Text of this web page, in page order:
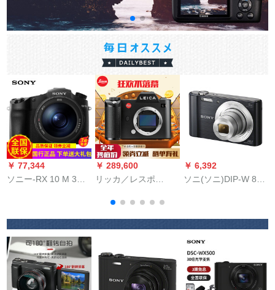
￥ 77,344
ソニー-RX 10 M 3ブ
超ローリングフィッ
￥ 289,600
リッカ／レスポ
全画的卡メーラ単機
SL 24-90セストカー
￥ 6,392
ソニ(ソニ)DIP-W 81